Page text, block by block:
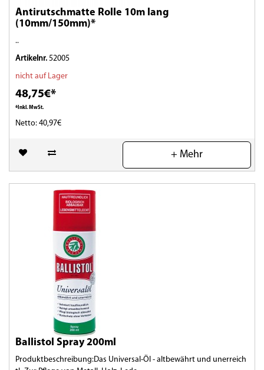
Antirutschmatte Rolle 10m lang
(10mm/150mm)*
..
Artikelnr. 52005
nicht auf Lager
48,75€*
*Inkl. MwSt.
Netto: 40,97€
(0)
+ Mehr
Ballistol Spray 200ml
Produktbeschreibung:Das Universal-Öl - altbewährt und unerreich